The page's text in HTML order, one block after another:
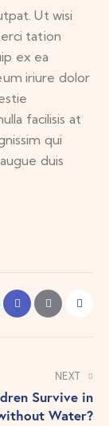
Ut wisi
tation
ex ea
iriure dolor
facilisis at
qui
duis
NEXT
Survive in
Water?